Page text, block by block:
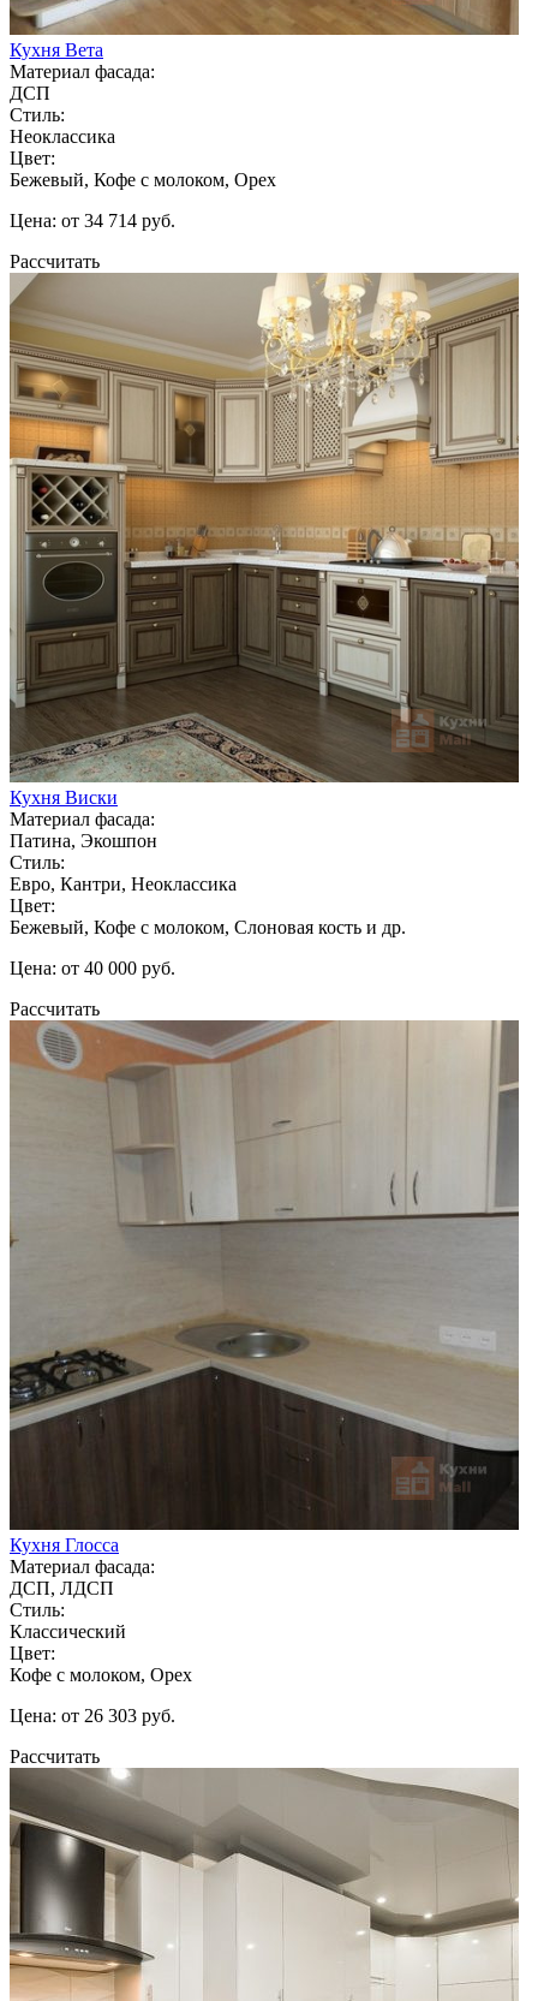
Кухня Вета
Материал фасада:
ДСП
Стиль:
Неоклассика
Цвет:
Бежевый, Кофе с молоком, Орех
Цена: от 34 714 руб.
Рассчитать
Кухня Виски
Материал фасада:
Патина, Экошпон
Стиль:
Евро, Кантри, Неоклассика
Цвет:
Бежевый, Кофе с молоком, Слоновая кость и др.
Цена: от 40 000 руб.
Рассчитать
Кухня Глосса
Материал фасада:
ДСП, ЛДСП
Стиль:
Классический
Цвет:
Кофе с молоком, Орех
Цена: от 26 303 руб.
Рассчитать